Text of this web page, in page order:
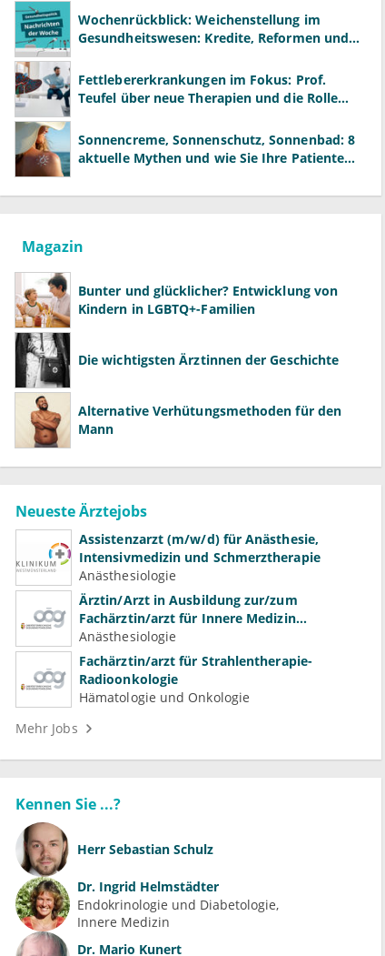
Wochenrückblick: Weichenstellung im
Gesundheitswesen: Kredite, Reformen und
Fettlebererkrankungen im Fokus: Prof.
Teufel über neue Therapien und die Rolle
Sonnencreme, Sonnenschutz, Sonnenbad: 8
aktuelle Mythen und wie Sie Ihre Patienten
Magazin
Bunter und glücklicher? Entwicklung von
Kindern in LGBTQ+-Familien
Die wichtigsten Ärztinnen der Geschichte
Alternative Verhütungsmethoden für den
Mann
Neueste Ärztejobs
Assistenzarzt (m/w/d) für Anästhesie,
Intensivmedizin und Schmerztherapie
Anästhesiologie
Ärztin/Arzt in Ausbildung zur/zum
Fachärztin/arzt für Innere Medizin
(Kardiologie, Nephrologie, Intensivmedizin)
Anästhesiologie
Fachärztin/arzt für Strahlentherapie-
Radioonkologie
Hämatologie und Onkologie
Mehr Jobs
Kennen Sie ...?
Herr Sebastian Schulz
Dr. Ingrid Helmstädter
Endokrinologie und Diabetologie
Innere Medizin
Dr. Mario Kunert